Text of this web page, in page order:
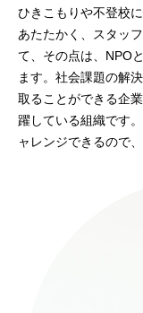
ひきこもりや不登校
あたたかく、スタッ
て、その点は、NPO
ます。社会課題の解
取ることができる企
躍している組織です
ャレンジできるので